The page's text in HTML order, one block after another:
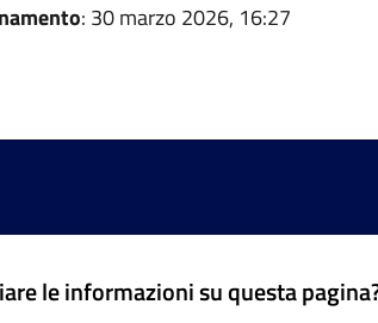
: 30 marzo 2026, 16:27
le informazioni su questa